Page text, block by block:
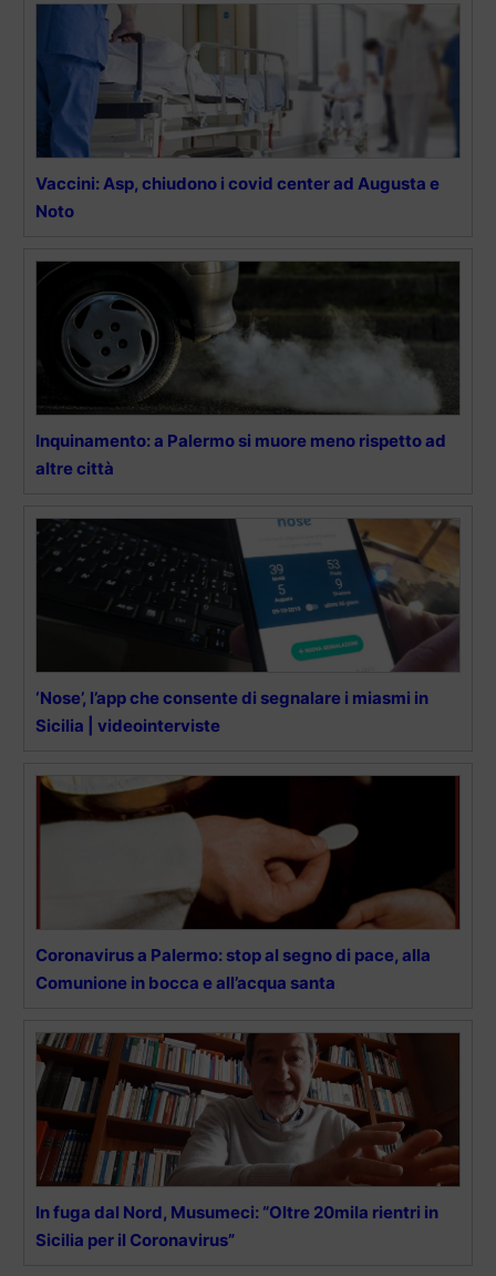
Vaccini: Asp, chiudono i covid center ad Augusta e
Noto
Inquinamento: a Palermo si muore meno rispetto ad
altre città
‘Nose’, l’app che consente di segnalare i miasmi in
Sicilia | videointerviste
Coronavirus a Palermo: stop al segno di pace, alla
Comunione in bocca e all’acqua santa
In fuga dal Nord, Musumeci: “Oltre 20mila rientri in
Sicilia per il Coronavirus”